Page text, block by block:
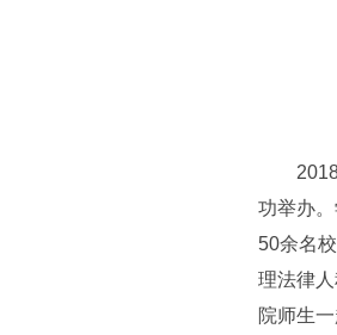
2018年
功举办
50余名
理法律
院师生